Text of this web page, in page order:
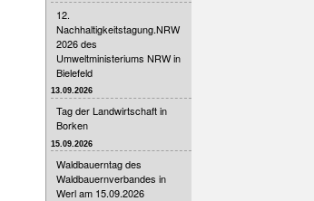
12.
Nachhaltigkeitstagung.NRW
2026 des
Umweltministeriums NRW in
Bielefeld
13.09.2026
Tag der Landwirtschaft in
Borken
15.09.2026
Waldbauerntag des
Waldbauernverbandes in
Werl am 15.09.2026